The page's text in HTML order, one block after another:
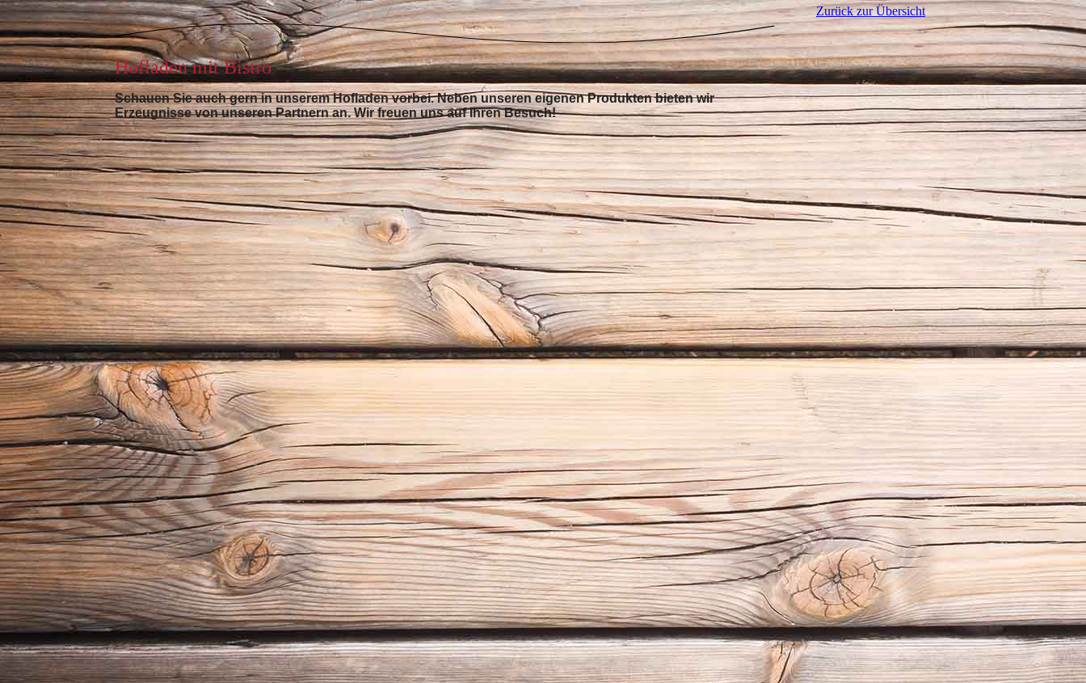
Hofladen mit Bistro
Schauen Sie auch gern in unserem Hofladen vorbei.Neben unseren eigenen Produkten bieten wir
Erzeugnisse von unseren Partnern an. Wir freuen uns auf Ihren Besuch!
Zurück zur Übersicht